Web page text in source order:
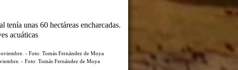
unas 60 hectáreas encharcadas.
acuáticas
- Foto: Tomás Fernández de Moya